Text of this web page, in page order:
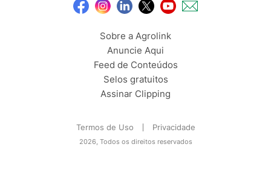
Sobre a Agrolink
Anuncie Aqui
Feed de Conteúdos
Selos gratuitos
Assinar Clipping
Termos de Uso Privacidade
2026, Todos os direitos reservados